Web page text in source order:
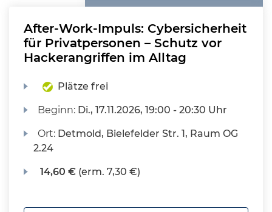
After-Work-Impuls: Cybersicherheit
für Privatpersonen – Schutz vor
Hackerangriffen im Alltag
Plätze frei
Beginn: Di., 17.11.2026, 19:00 - 20:30 Uhr
Ort: Detmold, Bielefelder Str. 1, Raum OG
2.24
14,60 € (erm. 7,30 €)